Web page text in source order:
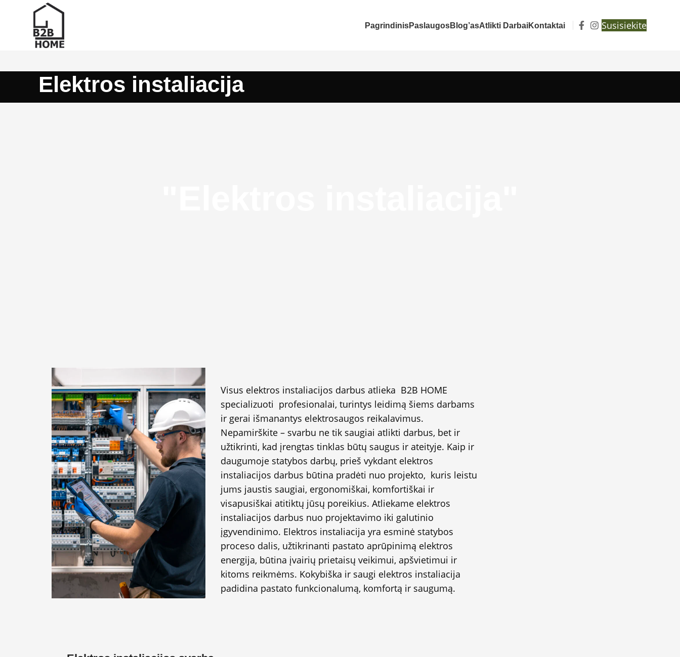
PagrindinisPaslaugosBlog’asAtlikti DarbaiKontaktai Susisiekite
Elektros instaliacija
Visus elektros instaliacijos darbus atlieka B2B HOME
specializuoti profesionalai, turintys leidimą šiems darbams
ir gerai išmanantys elektrosaugos reikalavimus.
Nepamirškite – svarbu ne tik saugiai atlikti darbus, bet ir
užtikrinti, kad įrengtas tinklas būtų saugus ir ateityje. Kaip ir
daugumoje statybos darbų, prieš vykdant elektros
instaliacijos darbus būtina pradėti nuo projekto, kuris leistu
jums jaustis saugiai, ergonomiškai, komfortiškai ir
visapusiškai atitiktų jūsų poreikius. Atliekame elektros
instaliacijos darbus nuo projektavimo iki galutinio
įgyvendinimo. Elektros instaliacija yra esminė statybos
proceso dalis, užtikrinanti pastato aprūpinimą elektros
energija, būtina įvairių prietaisų veikimui, apšvietimui ir
kitoms reikmėms. Kokybiška ir saugi elektros instaliacija
padidina pastato funkcionalumą, komfortą ir saugumą.